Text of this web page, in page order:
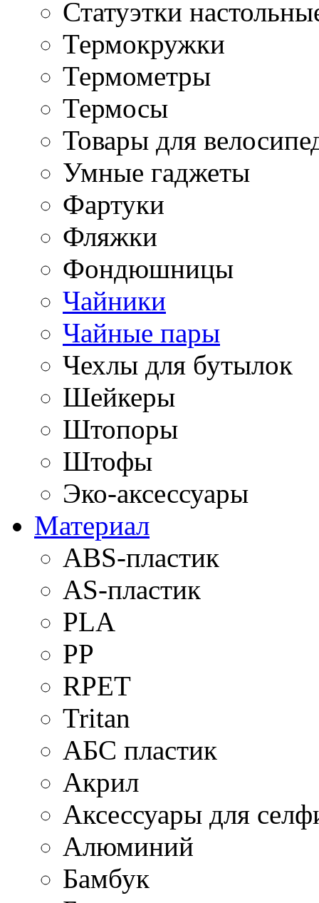
Статуэтки
Термокружки
Термометры
Термосы
Товары для
Умные гаджеты
Фартуки
Фляжки
Фондюшницы
Чайники
Чайные пары
Чехлы для бутылок
Шейкеры
Штопоры
Штофы
Эко-аксессуары
Материал
ABS-пластик
AS-пластик
PLA
PP
RPET
Tritan
АБС пластик
Акрил
Аксессуары для
Алюминий
Бамбук